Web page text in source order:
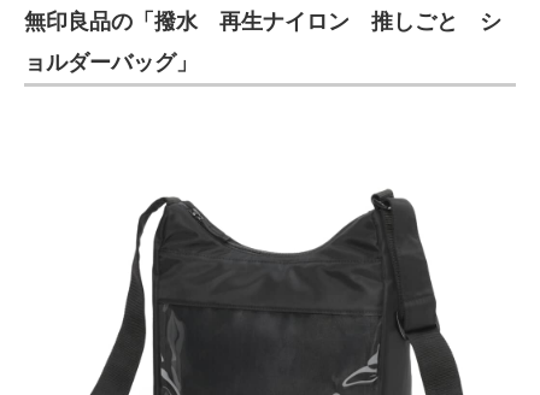
好きが集まる 比べて選べる
ビジネスと働き方のヒント
AI活用のいまが分かる
企業ITのトレンドを詳説
無印良品の「撥水 再生ナイロン 推しごと シ
ョルダーバッグ」